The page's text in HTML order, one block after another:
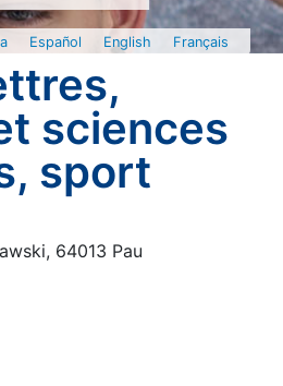
Español English Français
sciences
sport
64013 Pau